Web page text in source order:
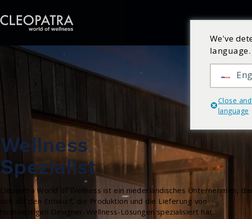
Wellness
Spezialist
Cleopatra World of Wellness ist ein niederländisches Unternehmen, das
sich auf den Entwurf, die Produktion und die Lieferung von
hochwertigen Designer-Wellness-Lösungen spezialisiert hat.
We've
Close
language